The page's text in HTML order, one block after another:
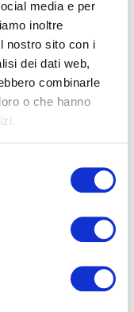
media e per
inoltre
nostro sito con i
dei dati web,
combinarle
o che hanno